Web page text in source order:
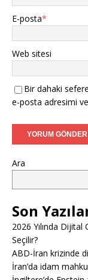
E-posta*
Web sitesi
Bir dahaki
e-posta adresimi
Ara
Son
2026 Yılında
Seçilir?
ABD-İran krizinde
İran’da idam